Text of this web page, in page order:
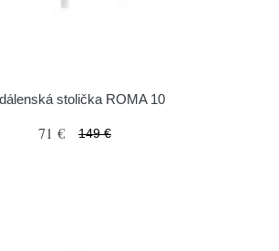
stolička ROMA 10
71 € 149 €